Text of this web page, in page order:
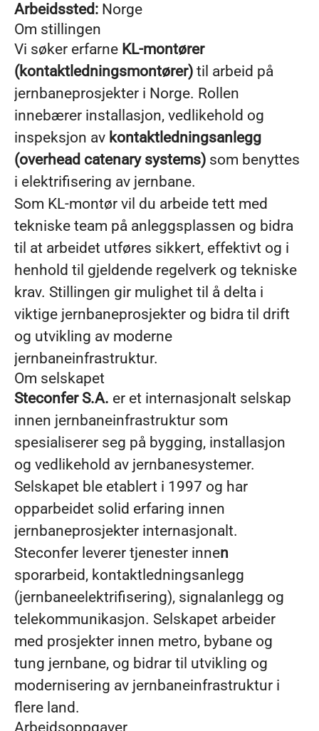
Arbeidssted: Norge
Om stillingen
Vi søker erfarne KL-montører
(kontaktledningsmontører) til arbeid på
jernbaneprosjekter i Norge. Rollen
innebærer installasjon, vedlikehold og
inspeksjon av kontaktledningsanlegg
(overhead catenary systems) som benyttes
i elektrifisering av jernbane.
Som KL-montør vil du arbeide tett med
tekniske team på anleggsplassen og bidra
til at arbeidet utføres sikkert, effektivt og i
henhold til gjeldende regelverk og tekniske
krav. Stillingen gir mulighet til å delta i
viktige jernbaneprosjekter og bidra til drift
og utvikling av moderne
jernbaneinfrastruktur.
Om selskapet
Steconfer S.A. er et internasjonalt selskap
innen jernbaneinfrastruktur som
spesialiserer seg på bygging, installasjon
og vedlikehold av jernbanesystemer.
Selskapet ble etablert i 1997 og har
opparbeidet solid erfaring innen
jernbaneprosjekter internasjonalt.
Steconfer leverer tjenester innen
sporarbeid, kontaktledningsanlegg
(jernbaneelektrifisering), signalanlegg og
telekommunikasjon. Selskapet arbeider
med prosjekter innen metro, bybane og
tung jernbane, og bidrar til utvikling og
modernisering av jernbaneinfrastruktur i
flere land.
Arbeidsoppgaver